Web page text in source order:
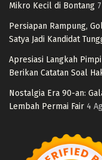
Mikro Kecil di Bontang
Persiapan Rampung,
Satya Jadi Kandidat
Apresiasi Langkah
Berikan Catatan Soal
Nostalgia Era 90-an:
Lembah Permai Fair 4